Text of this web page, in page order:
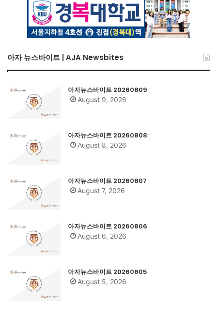
아자 뉴스바이트 | AJA Newsbites
아자뉴스바이트 20260809
August 9, 2026
아자뉴스바이트 20260808
August 8, 2026
아자뉴스바이트 20260807
August 7, 2026
아자뉴스바이트 20260806
August 6, 2026
아자뉴스바이트 20260805
August 5, 2026